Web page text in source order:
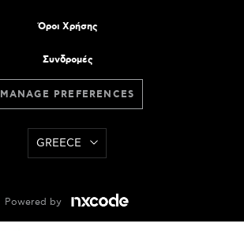
Όροι Χρήσης
Συνδρομές
MANAGE PREFERENCES
GREECE
Powered by